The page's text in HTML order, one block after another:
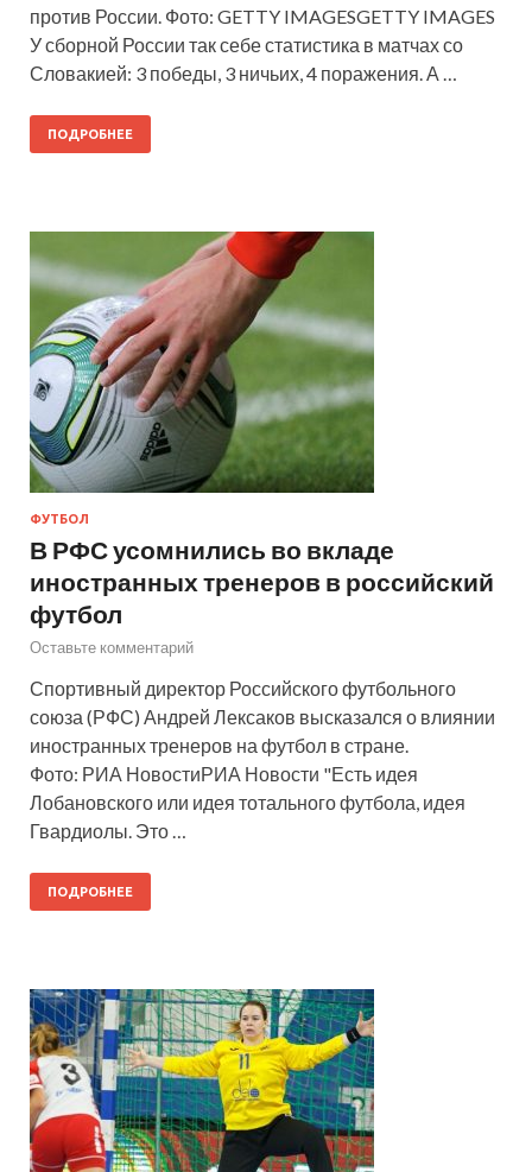
против России. Фото: GETTY IMAGESGETTY IMAGES
У сборной России так себе статистика в матчах со
Словакией: 3 победы, 3 ничьих, 4 поражения. А …
ПОДРОБНЕЕ
ФУТБОЛ
В РФС усомнились во вкладе
иностранных тренеров в российский
футбол
Оставьте комментарий
Спортивный директор Российского футбольного
союза (РФС) Андрей Лексаков высказался о влиянии
иностранных тренеров на футбол в стране.
Фото: РИА НовостиРИА Новости "Есть идея
Лобановского или идея тотального футбола, идея
Гвардиолы. Это …
ПОДРОБНЕЕ